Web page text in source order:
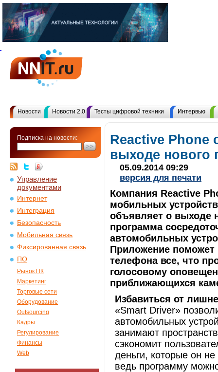
Новости Новости 2.0 Тесты цифровой техники Интервью
Подписка на новости:
Управление
документами
Интернет
Интеграция
Безопасность
Мобильная связь
Фиксированная связь
ПО
Рынок ПК
Маркетинг
Торговые сети
Оборудование
Outsourcing
Кадры
Регулирование
Финансы
Web
Reactive Phone
выходе нового
05.09.2014 09:29
версия для печати
Компания Reactive
мобильных
объявляет о выходе
программа
автомобильных
Приложение поможет
телефона все, что
голосовому
приближающихся
Избавиться от
«Smart Driver»
автомобильных
занимают
сэкономит
деньги, которые он
ведь программу